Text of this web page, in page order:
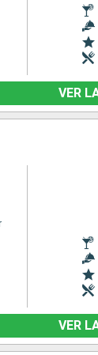
VER
VER